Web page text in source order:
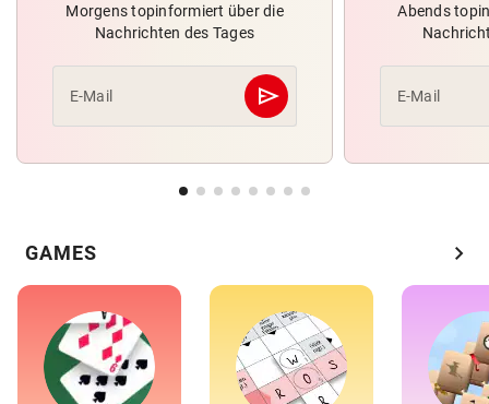
Morgens topinformiert über die
Nachrichten des Tages
E-Mail send
Abschicken
Abends
E-Mail
GAMES chevron_right